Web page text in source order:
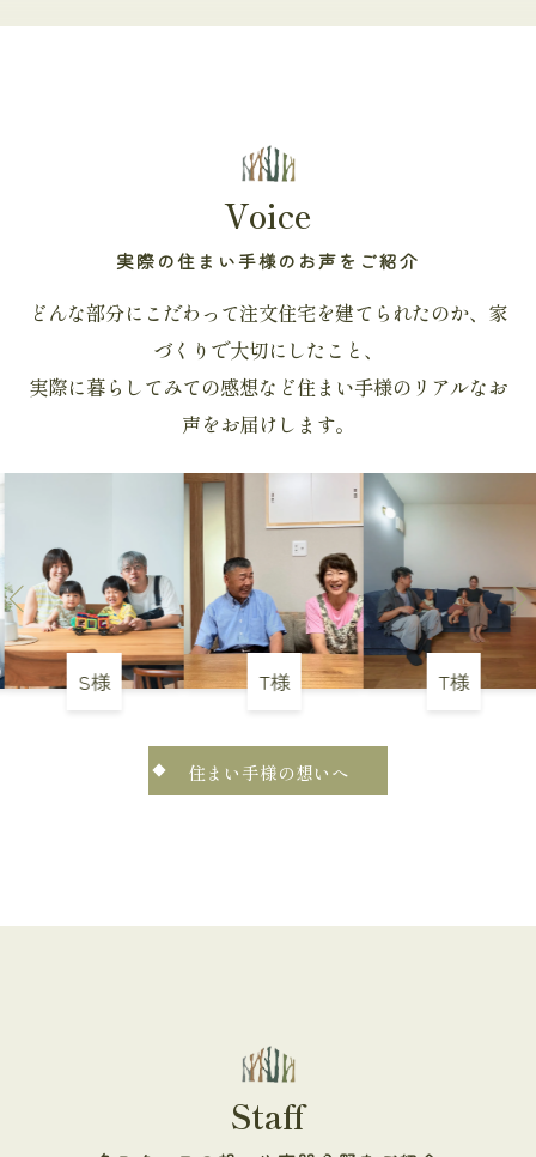
実際の住まい手様のお声をご紹介
Voice
どんな部分にこだわって注文住宅を建てられたのか、家
づくりで大切にしたこと、
実際に暮らしてみての感想など住まい手様のリアルなお
声をお届けします。
S様 T様 T様
住まい手様の想いへ
Staff